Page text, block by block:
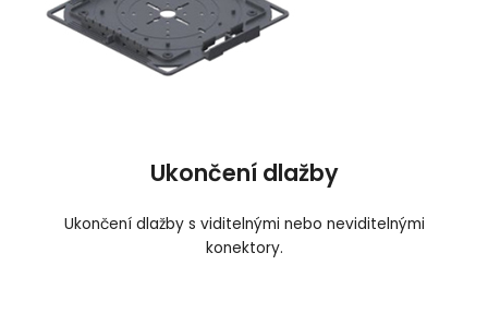
Ukončení dlažby
Ukončení dlažby s viditelnými nebo neviditelnými
konektory.